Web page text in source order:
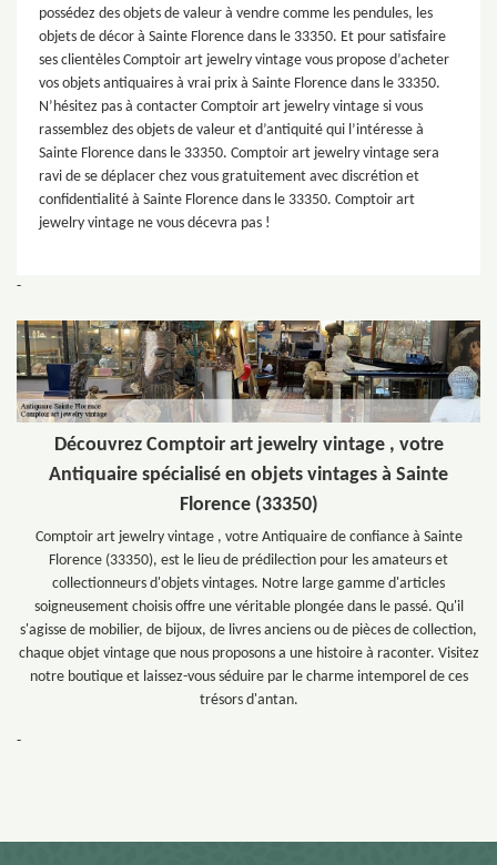
possédez des objets de valeur à vendre comme les pendules, les
objets de décor à Sainte Florence dans le 33350. Et pour satisfaire
ses clientèles Comptoir art jewelry vintage vous propose d’acheter
vos objets antiquaires à vrai prix à Sainte Florence dans le 33350.
N’hésitez pas à contacter Comptoir art jewelry vintage si vous
rassemblez des objets de valeur et d’antiquité qui l’intéresse à
Sainte Florence dans le 33350. Comptoir art jewelry vintage sera
ravi de se déplacer chez vous gratuitement avec discrétion et
confidentialité à Sainte Florence dans le 33350. Comptoir art
jewelry vintage ne vous décevra pas !
-
Découvrez Comptoir art jewelry vintage , votre
Antiquaire spécialisé en objets vintages à Sainte
Florence (33350)
Comptoir art jewelry vintage , votre Antiquaire de confiance à Sainte
Florence (33350), est le lieu de prédilection pour les amateurs et
collectionneurs d'objets vintages. Notre large gamme d'articles
soigneusement choisis offre une véritable plongée dans le passé. Qu'il
s'agisse de mobilier, de bijoux, de livres anciens ou de pièces de collection,
chaque objet vintage que nous proposons a une histoire à raconter. Visitez
notre boutique et laissez-vous séduire par le charme intemporel de ces
trésors d'antan.
-